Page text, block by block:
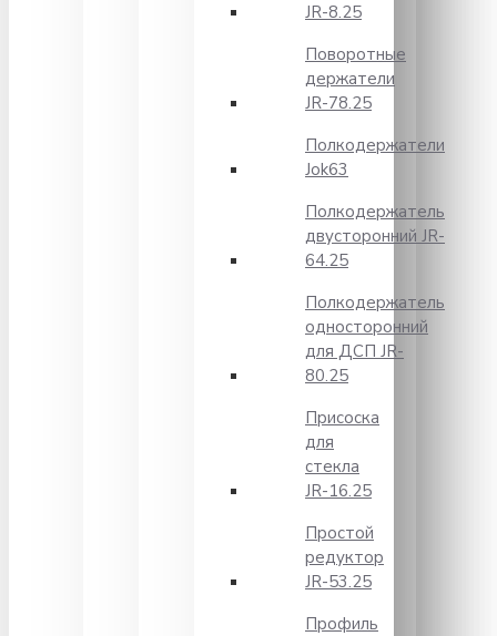
JR-8.25
Поворотные
держатели
JR-78.25
Полкодержатели
Jok63
Полкодержатель
двусторонний JR-
64.25
Полкодержатель
односторонний
для ДСП JR-
80.25
Присоска
для
стекла
JR-16.25
Простой
редуктор
JR-53.25
Профиль